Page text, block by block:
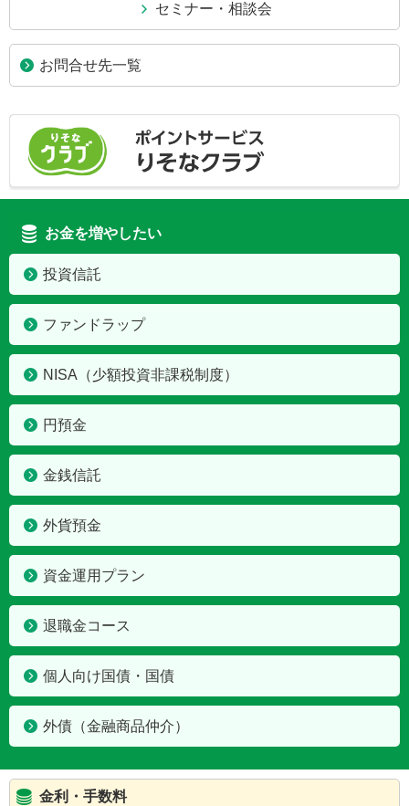
セミナー・相談会
お問合せ先一覧
お金を増やしたい
投資信託
ファンドラップ
NISA （少額投資非課税制度）
円預金
金銭信託
外貨預金
資金運用プラン
退職金コース
個人向け国債・国債
外債（金融商品仲介）
金利・手数料